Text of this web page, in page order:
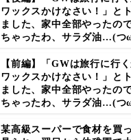
ワックスかけなさい！」と
ました、家中全部やったの
ちゃったわ、サラダ油…(つ
【前編】「GWは旅行に行
ワックスかけなさい！」と
ました、家中全部やったの
ちゃったわ、サラダ油…(つ
某高級スーパーで食材を買